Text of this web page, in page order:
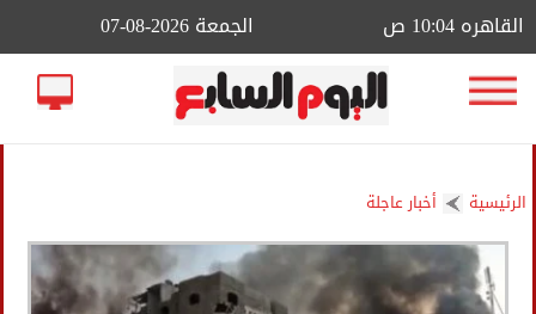
الجمعة 2026-08-07 القاهره 10:04 ص
الرئيسية أخبار عاجلة